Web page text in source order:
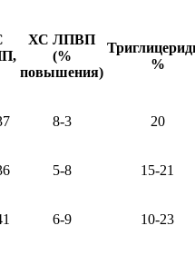
ХС ЛПВП
(%
повышения)
%
8-3 20
5-8 15-21
6-9 10-23